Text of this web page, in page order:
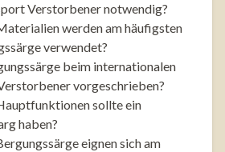
Verstorbener notwendig?
werden am häufigsten
verwendet?
beim internationalen
vorgeschrieben?
sollte ein
haben?
eignen sich am